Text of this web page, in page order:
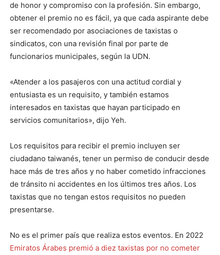
de honor y compromiso con la profesión. Sin embargo,
obtener el premio no es fácil, ya que cada aspirante debe
ser recomendado por asociaciones de taxistas o
sindicatos, con una revisión final por parte de
funcionarios municipales, según la UDN.
«Atender a los pasajeros con una actitud cordial y
entusiasta es un requisito, y también estamos
interesados ​​en taxistas que hayan participado en
servicios comunitarios», dijo Yeh.
Los requisitos para recibir el premio incluyen ser
ciudadano taiwanés, tener un permiso de conducir desde
hace más de tres años y no haber cometido infracciones
de tránsito ni accidentes en los últimos tres años. Los
taxistas que no tengan estos requisitos no pueden
presentarse.
No es el primer país que realiza estos eventos. En 2022
Emiratos Árabes premió a diez taxistas por no cometer